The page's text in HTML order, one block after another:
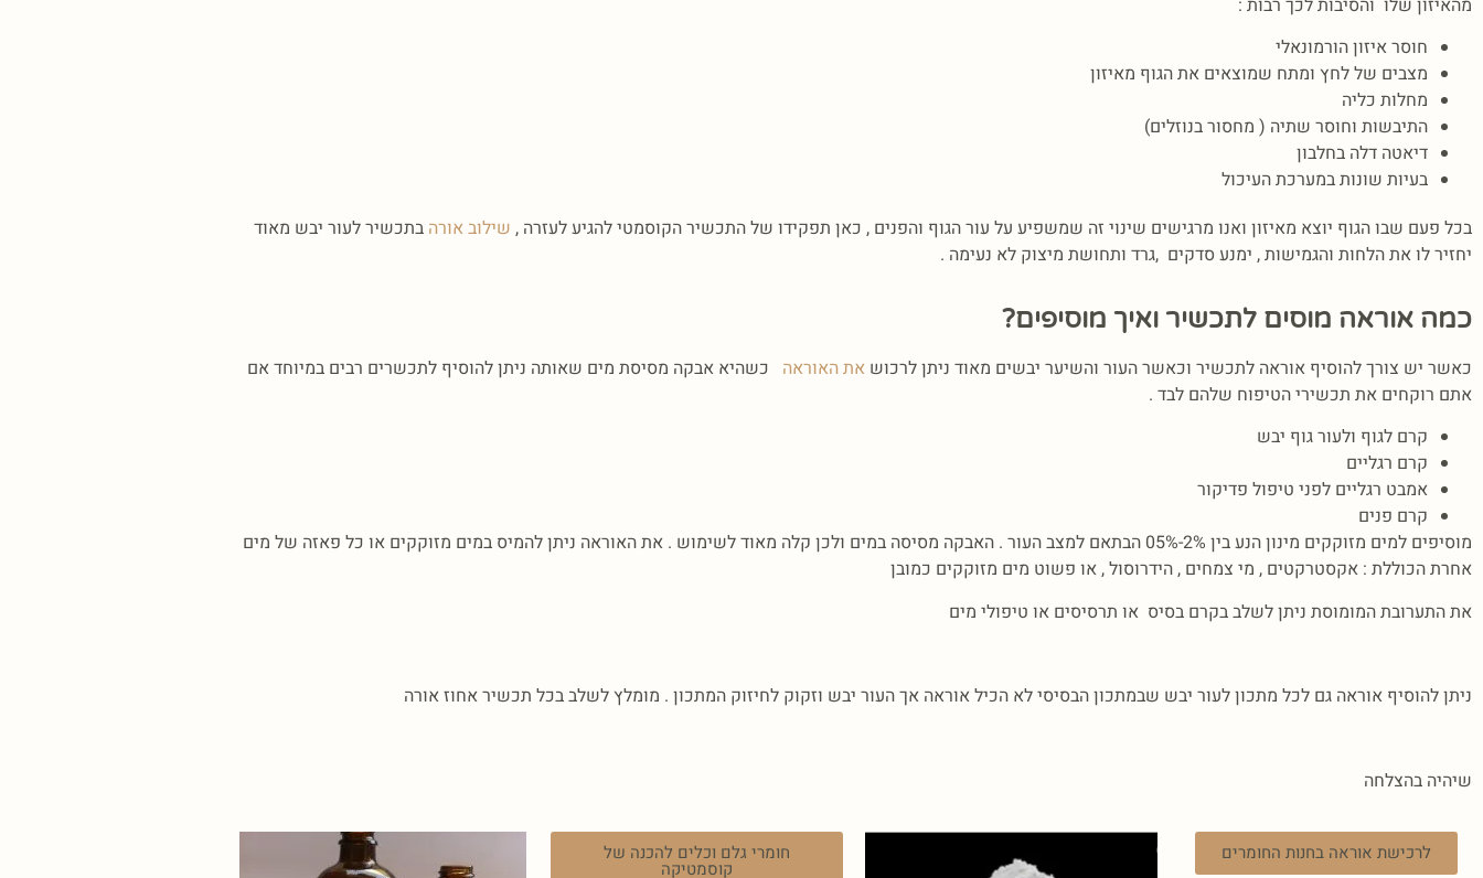
מהאיזון שלו והסיבות לכך רבות :
חוסר איזון הורמונאלי
מצבים של לחץ ומתח שמוצאים את הגוף מאיזון
מחלות כליה
התיבשות וחוסר שתיה ( מחסור בנוזלים)
דיאטה דלה בחלבון
בעיות שונות במערכת העיכול
בכל פעם שבו הגוף יוצא מאיזון ואנו מרגישים שינוי זה שמשפיע על עור הגוף והפנים , כאן תפקידו של התכשיר הקוסמטי להגיע לעזרה , שילוב אורה בתכשיר לעור יבש מאוד
יחזיר לו את הלחות והגמישות , ימנע סדקים ,גרד ותחושת מיצוק לא נעימה .
כמה אוראה מוסים לתכשיר ואיך מוסיפים?
כאשר יש צורך להוסיף אוראה לתכשיר וכאשר העור והשיער יבשים מאוד ניתן לרכוש את האוראה כשהיא אבקה מסיסת מים שאותה ניתן להוסיף לתכשרים רבים במיוחד אם
אתם רוקחים את תכשירי הטיפוח שלהם לבד .
קרם לגוף ולעור גוף יבש
קרם רגליים
אמבט רגליים לפני טיפול פדיקור
קרם פנים
מוסיפים למים מזוקקים מינון הנע בין 2%-05% הבתאם למצב העור . האבקה מסיסה במים ולכן קלה מאוד לשימוש . את האוראה ניתן להמיס במים מזוקקים או כל פאזה של מים
אחרת הכוללת : אקסטרקטים , מי צמחים , הידרוסול , או פשוט מים מזוקקים כמובן
את התערובת המומוסת ניתן לשלב בקרם בסיס או תרסיסים או טיפולי מים
ניתן להוסיף אוראה גם לכל מתכון לעור יבש שבמתכון הבסיסי לא הכיל אוראה אך העור יבש וזקוק לחיזוק המתכון . מומלץ לשלב בכל תכשיר אחוז אורה
שיהיה בהצלחה
לרכישת אוראה בחנות החומרים חומרי גלם וכלים להכנה של
קוסמטיקה